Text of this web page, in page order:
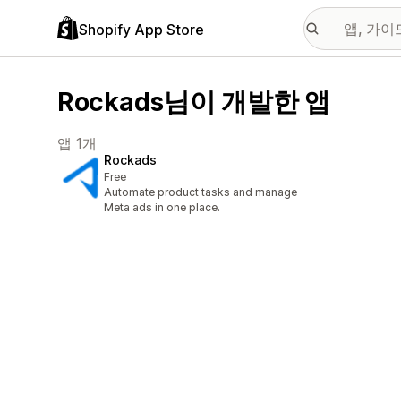
Shopify App Store
Rockads님이 개발한 앱
앱 1개
Rockads
Free
Automate product tasks and manage
Meta ads in one place.